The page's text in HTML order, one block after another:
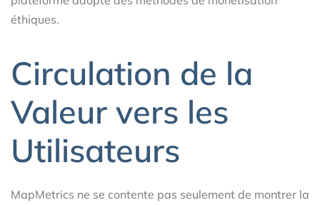
éthiques.
Circulation de la
Valeur vers les
Utilisateurs
MapMetrics ne se contente pas seulement de montrer la